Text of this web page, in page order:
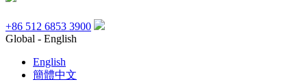
+86 512 6853 3900
Global - English
English
簡體中文